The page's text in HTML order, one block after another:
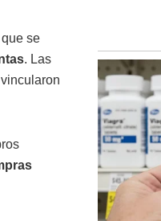
se
. Las